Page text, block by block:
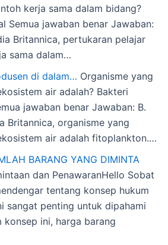
kerja sama dalam bidang?
Semua jawaban benar Jawaban:
Britannica, pertukaran pelajar
sama dalam…
di dalam… Organisme yang
air adalah? Bakteri
jawaban benar Jawaban: B.
Britannica, organisme yang
air adalah fitoplankton.…
BARANG YANG DIMINTA
dan PenawaranHello Sobat
tentang konsep hukum
sangat penting untuk dipahami
ini, harga barang